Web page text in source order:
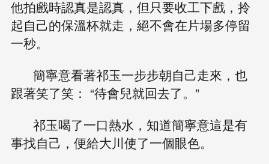
他拍戲時認真是認真，但只要收工下戲，拎
起自己的保溫杯就走，絕不會在片場多停留
一秒。
簡寧意看著祁玉一步步朝自己走來，也
跟著笑了笑： “待會兒就回去了。”
祁玉喝了一口熱水，知道簡寧意這是有
事找自己，便給大川使了一個眼色。